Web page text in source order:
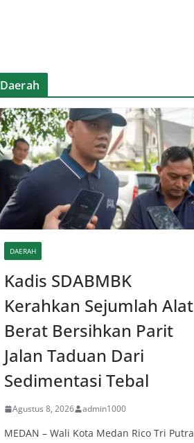
Daerah
DAERAH
Kadis SDABMBK
Kerahkan Sejumlah Alat
Berat Bersihkan Parit
Jalan Taduan Dari
Sedimentasi Tebal
Agustus 8, 2026 admin1000
MEDAN – Wali Kota Medan Rico Tri Putra